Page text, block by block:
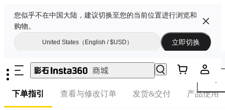
您似乎不在中国大陆，建议切换至您的当前位置进行浏览和
购物。
United States（English / $USD） 立即切换
常见问题
下单指引 查看与修改订单 发货&交付 产品使用